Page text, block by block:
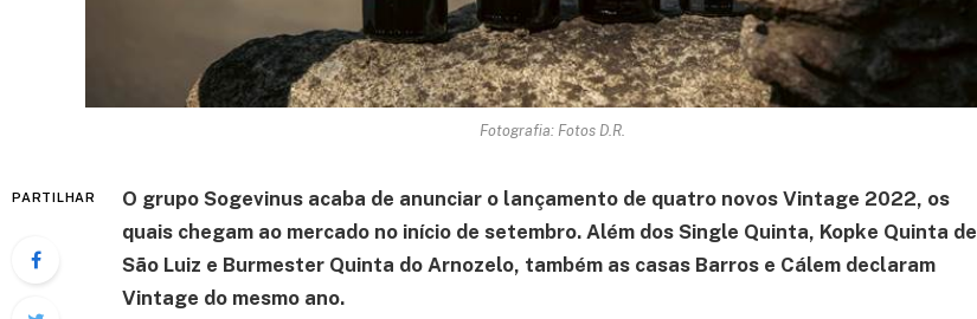
Fotografia: Fotos D.R.
PARTILHAR
O grupo Sogevinus acaba de anunciar o lançamento de quatro novos Vintage 2022, os
quais chegam ao mercado no início de setembro. Além dos Single Quinta, Kopke Quinta de
São Luiz e Burmester Quinta do Arnozelo, também as casas Barros e Cálem declaram
Vintage do mesmo ano.